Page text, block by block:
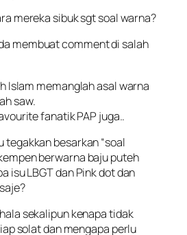
mereka sibuk sgt soal warna?
membuat comment di salah
Islam memanglah asal warna
saw.
fanatik PAP juga..
tegakkan besarkan “soal
berwarna baju puteh
isu LBGT dan Pink dot dan
sekalipun kenapa tidak
solat dan mengapa perlu